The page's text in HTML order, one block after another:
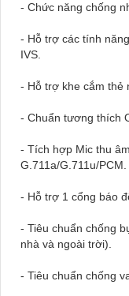
- Chức năng chống
- Hỗ trợ các tính
IVS.
- Hỗ trợ khe cắm thẻ
- Chuẩn tương thích
- Tích hợp Mic thu
G.711a/G.711u/PCM.
- Hỗ trợ 1 cổng báo
- Tiêu chuẩn chống
nhà và ngoài trời).
- Tiêu chuẩn chống